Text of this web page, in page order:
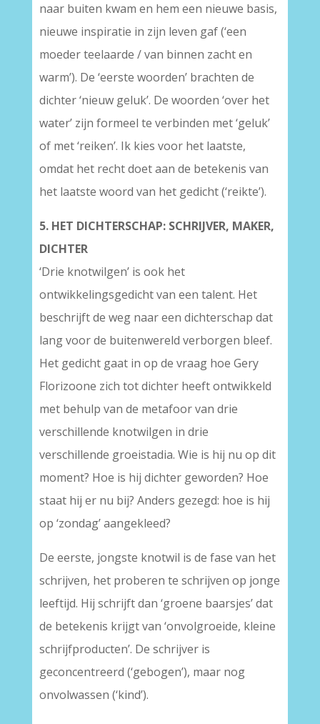
naar buiten kwam en hem een nieuwe basis,
nieuwe inspiratie in zijn leven gaf (‘een
moeder teelaarde / van binnen zacht en
warm’). De ‘eerste woorden’ brachten de
dichter ‘nieuw geluk’. De woorden ‘over het
water’ zijn formeel te verbinden met ‘geluk’
of met ‘reiken’. Ik kies voor het laatste,
omdat het recht doet aan de betekenis van
het laatste woord van het gedicht (‘reikte’).
5. HET DICHTERSCHAP: SCHRIJVER, MAKER,
DICHTER
‘Drie knotwilgen’ is ook het
ontwikkelingsgedicht van een talent. Het
beschrijft de weg naar een dichterschap dat
lang voor de buitenwereld verborgen bleef.
Het gedicht gaat in op de vraag hoe Gery
Florizoone zich tot dichter heeft ontwikkeld
met behulp van de metafoor van drie
verschillende knotwilgen in drie
verschillende groeistadia. Wie is hij nu op dit
moment? Hoe is hij dichter geworden? Hoe
staat hij er nu bij? Anders gezegd: hoe is hij
op ‘zondag’ aangekleed?
De eerste, jongste knotwil is de fase van het
schrijven, het proberen te schrijven op jonge
leeftijd. Hij schrijft dan ‘groene baarsjes’ dat
de betekenis krijgt van ‘onvolgroeide, kleine
schrijfproducten’. De schrijver is
geconcentreerd (‘gebogen’), maar nog
onvolwassen (‘kind’).